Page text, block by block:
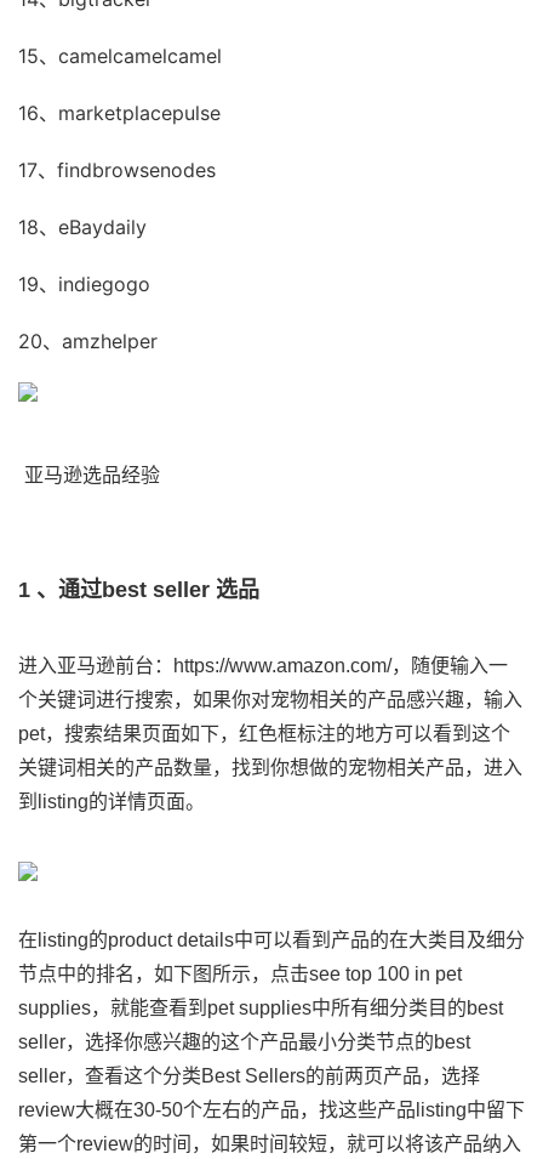
15、camelcamelcamel
16、marketplacepulse
17、findbrowsenodes
18、eBaydaily
19、indiegogo
20、amzhelper
亚马逊选品经验
1 、通过best seller 选品
进入亚马逊前台：https://www.amazon.com/，随便输入一
个关键词进行搜索，如果你对宠物相关的产品感兴趣，输入
pet，搜索结果页面如下，红色框标注的地方可以看到这个
关键词相关的产品数量，找到你想做的宠物相关产品，进入
到listing的详情页面。
在listing的product details中可以看到产品的在大类目及细分
节点中的排名，如下图所示，点击see top 100 in pet
supplies，就能查看到pet supplies中所有细分类目的best
seller，选择你感兴趣的这个产品最小分类节点的best
seller，查看这个分类Best Sellers的前两页产品，选择
review大概在30-50个左右的产品，找这些产品listing中留下
第一个review的时间，如果时间较短，就可以将该产品纳入